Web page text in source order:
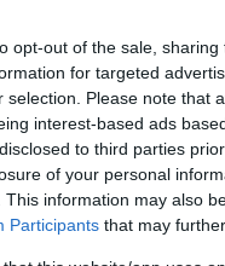
opt-out of the sale,
for targeted
selection. Please note that
interest-based ads
to third parties
of your personal
This information may also
Participants that may
nella sezioneLogin